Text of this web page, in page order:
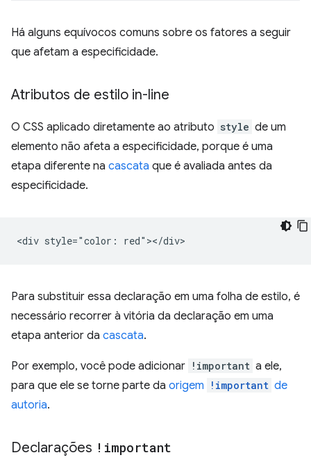
Há alguns equívocos comuns sobre os fatores a seguir
que afetam a especificidade.
Atributos de estilo in-line
O CSS aplicado diretamente ao atributo style de um
elemento não afeta a especificidade, porque é uma
etapa diferente na cascata que é avaliada antes da
especificidade.
Para substituir essa declaração em uma folha de estilo, é
necessário recorrer à vitória da declaração em uma
etapa anterior da cascata.
Por exemplo, você pode adicionar !important a ele,
para que ele se torne parte da origem !important de
autoria.
Declarações !important